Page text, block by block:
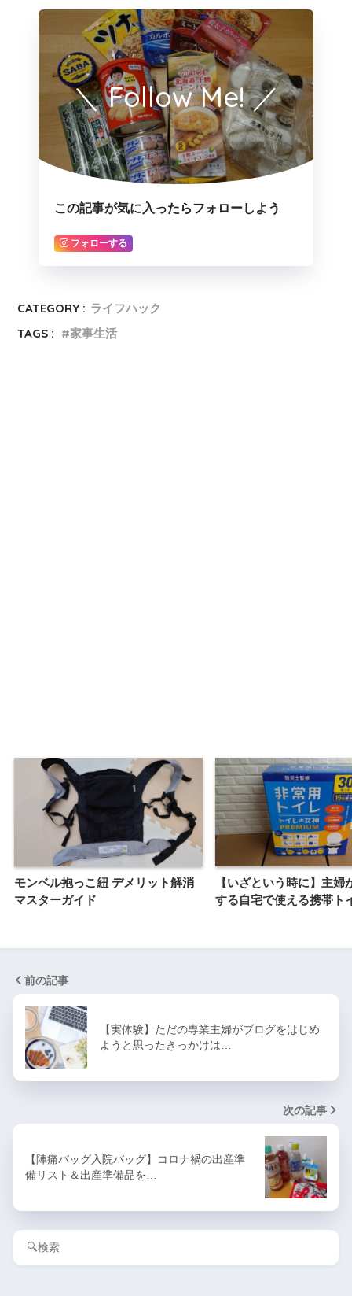
＼ Follow Me! ／
この記事が気に入ったらフォローしよう
フォローする
CATEGORY : ライフハック
TAGS :
家事生活
モンベル抱っこ紐 デメリット解消
マスターガイド
【いざという時に】主婦
する自宅で使える携帯ト
前の記事
【実体験】ただの専業主婦がブログをはじめ
ようと思ったきっかけは…
次の記事
【陣痛バッグ入院バッグ】コロナ禍の出産準
備リスト＆出産準備品を…